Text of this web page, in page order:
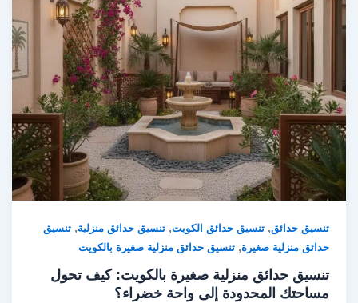
تنسيق حدائق,تنسيق حدائق الكويت,تنسيق حدائق منزلية,تنسيق
حدائق منزلية صغيرة,تنسيق حدائق منزلية صغيرة بالكويت
تنسيق حدائق منزلية صغيرة بالكويت: كيف تحول
مساحتك المحدودة إلى واحة خضراء؟